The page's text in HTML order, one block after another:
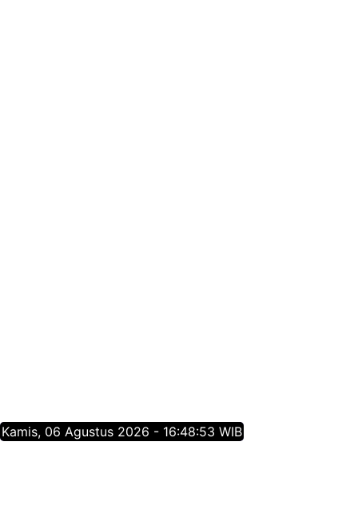
Kamis, 06 Agustus 2026 - 16:48:54 WIB